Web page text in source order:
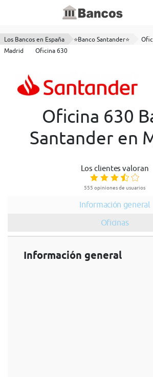
Los Bancos en España ⭐Banco Santander⭐
Madrid
Oficina 630
Oficina 630
Santander en
Los clientes valoran
555 opiniones de usuarios
Información general
Oficinas
Información general